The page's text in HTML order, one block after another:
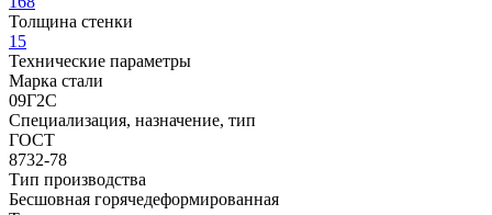
Толщина стенки
15
Технические параметры
Марка стали
09Г2С
Специализация, назначение, тип
ГОСТ
8732-78
Тип производства
Бесшовная горячедеформированная